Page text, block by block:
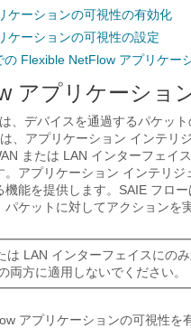
ケーションの可視性の有効化
ケーションの可視性の設定
Flexible NetFlow アプリケー
アプリケーショ
、デバイスを通過するパケッ
、アプリケーション インテリ
または LAN インターフェイ
。アプリケーション インテリ
能を提供します。SAIE フロ
ケットに対してアクションを
は LAN インターフェイスにの
両方に適用しないでください。
アプリケーションの可視性を